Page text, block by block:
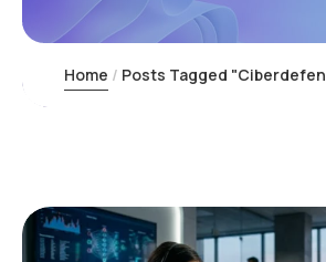
Home Posts Tagged